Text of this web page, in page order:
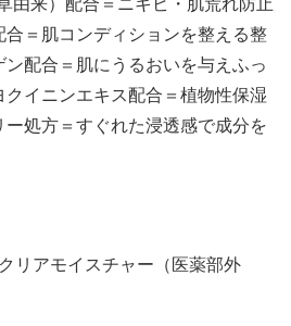
＝肌コンディションを整える整
配合＝肌にうるおいを与えふっ
イニンエキス配合＝植物性保湿
処方＝すぐれた浸透感で成分を
リアモイスチャー（医薬部外